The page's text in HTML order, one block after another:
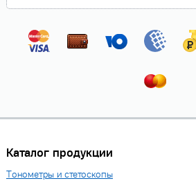
Каталог продукции
Тонометры и стетоскопы